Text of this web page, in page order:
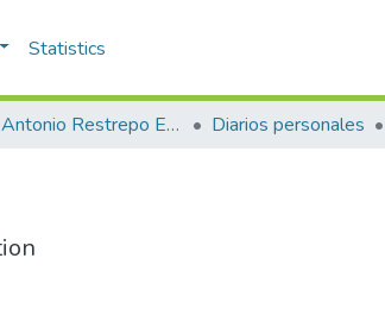
Statistics
Pedro Antonio Restrepo Escovar Diarios personales